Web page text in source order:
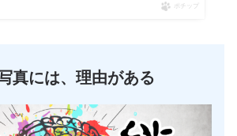
ポチップ
真には、理由がある